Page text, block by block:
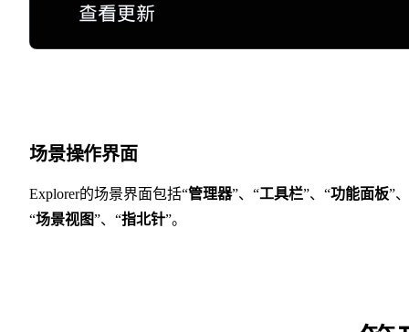
场景操作界面
Explorer的场景界面包括“管理器”、“工具栏”、“功能面板”、
“场景视图”、“指北针”。